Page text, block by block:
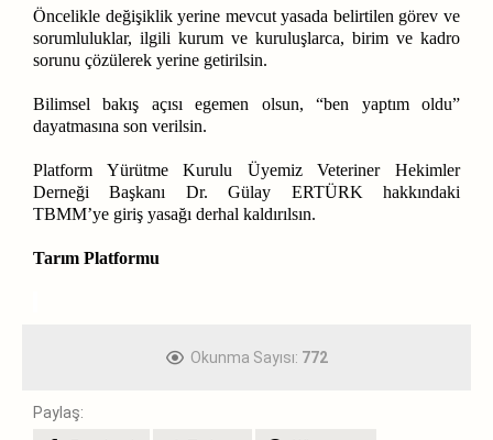
Öncelikle değişiklik yerine mevcut yasada belirtilen görev ve
sorumluluklar, ilgili kurum ve kuruluşlarca, birim ve kadro
sorunu çözülerek yerine getirilsin.
Bilimsel bakış açısı egemen olsun, “ben yaptım oldu”
dayatmasına son verilsin.
Platform Yürütme Kurulu Üyemiz Veteriner Hekimler
Derneği Başkanı Dr. Gülay ERTÜRK hakkındaki
TBMM’ye giriş yasağı derhal kaldırılsın.
Tarım Platformu
Okunma Sayısı: 772
Paylaş: